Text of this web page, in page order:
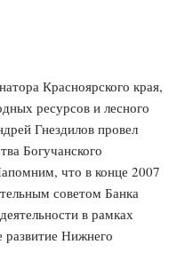
Красноярского края,
ресурсов и лесного
Гнездилов провел
Богучанского
что в конце 2007
советом Банка
в рамках
развитие Нижнего